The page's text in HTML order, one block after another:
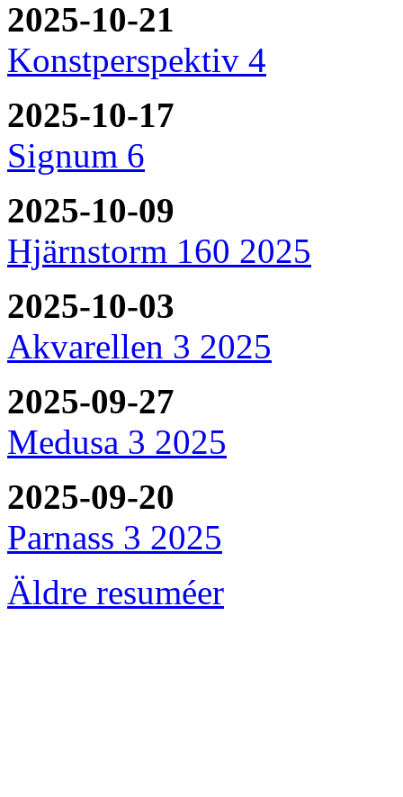
2025-10-21
Konstperspektiv 4
2025-10-17
Signum 6
2025-10-09
Hjärnstorm 160 2025
2025-10-03
Akvarellen 3 2025
2025-09-27
Medusa 3 2025
2025-09-20
Parnass 3 2025
Äldre resuméer